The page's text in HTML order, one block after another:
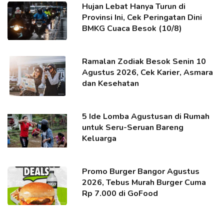
Hujan Lebat Hanya Turun di
Provinsi Ini, Cek Peringatan Dini
BMKG Cuaca Besok (10/8)
Ramalan Zodiak Besok Senin 10
Agustus 2026, Cek Karier, Asmara
dan Kesehatan
5 Ide Lomba Agustusan di Rumah
untuk Seru-Seruan Bareng
Keluarga
Promo Burger Bangor Agustus
2026, Tebus Murah Burger Cuma
Rp 7.000 di GoFood